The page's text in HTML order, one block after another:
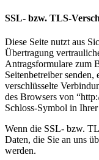
SSL- bzw. TLS-
Diese Seite nutzt aus
Übertragung
Antragsformulare zum
Seitenbetreiber
verschlüsselte
des Browsers von
Schloss-Symbol in
Wenn die SSL- bzw.
Daten, die Sie an uns
werden.